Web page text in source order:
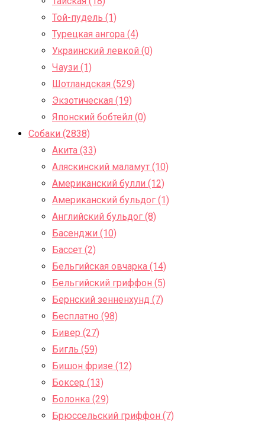
Той-пудель (1)
Турецкая ангора (4)
Украинский левкой (0)
Чаузи (1)
Шотландская (529)
Экзотическая (19)
Японский бобтейл (0)
Собаки (2838)
Акита (33)
Аляскинский маламут (10)
Американский булли (12)
Американский бульдог (1)
Английский бульдог (8)
Басенджи (10)
Бассет (2)
Бельгийская овчарка (14)
Бельгийский гриффон (5)
Бернский зенненхунд (7)
Бесплатно (98)
Бивер (27)
Бигль (59)
Бишон фризе (12)
Боксер (13)
Болонка (29)
Брюссельский гриффон (7)